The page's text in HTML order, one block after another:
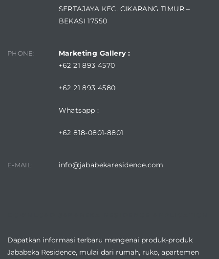
SERTAJAYA KEC. CIKARANG TIMUR –
BEKASI 17550
PHONE:
Marketing Gallery :
+62 21 893 4570
+62 21 893 4580
Whatsapp :
+62 818-0801-8801
E-MAIL: info@jababekaresidence.com
Dapatkan informasi terbaru mengenai produk-produk
Jababeka Residence, mulai dari rumah, ruko, apartemen